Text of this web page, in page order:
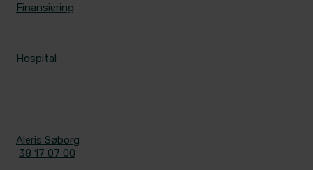
Finansiering
Hospital
Aleris Søborg
38 17 07 00